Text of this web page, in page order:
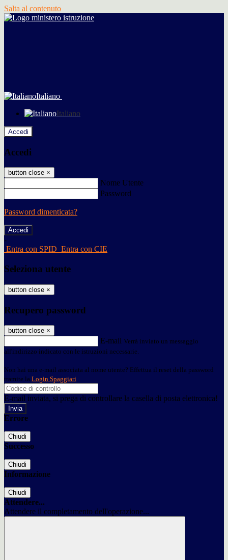
Salta al contenuto
Italiano
Italiano
Accedi
Accedi
button close ×
Nome Utente
Password
Password dimenticata?
-
Entra con SPID Entra con CIE
Seleziona utente
button close ×
Recupero password
button close ×
E-mail Verrà inviato un messaggio
all'indirizzo indicato con le istruzioni necessarie.
Non hai una e-mail associata al nome utente? Effettua il reset della password
tramite la Login Spaggiari
E-mail inviata, si prega di controllare la casella di posta elettronica!
Errore
Chiudi
Successo
Chiudi
Informazione
Chiudi
Attendere...
Attendere il completamento dell'operazione...